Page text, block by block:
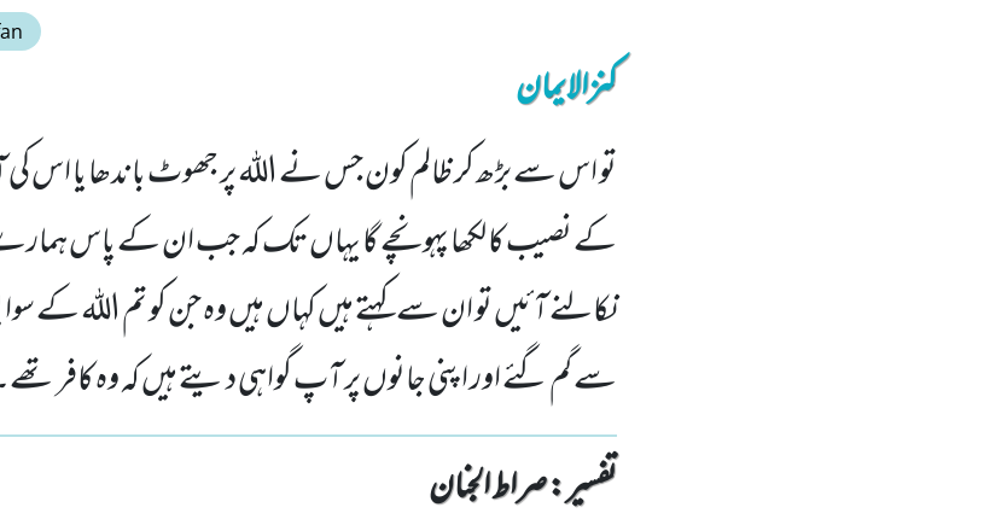
کنزالایمان
تو اس سے بڑھ کر ظالم کون جس نے اللہ پر جھوٹ باندھا یا اس کی
کے نصیب کا لکھا پہونچے گا یہاں تک کہ جب ان کے پاس
نکالنے آئیں تو ان سے کہتے ہیں کہاں ہیں وہ جن کو تم اللہ کے
سے گم گئے اور اپنی جانوں پر آپ گواہی دیتے ہیں کہ وہ کافر
تفسیر : ‎صراط الجنان